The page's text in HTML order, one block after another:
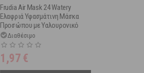
Frudia Air Mask 24 Watery
Ελαφριά Υφασμάτινη Μάσκα
Προσώπου με Υαλουρονικό
Οξύ 25 ml
Διαθέσιμο
1,97 €